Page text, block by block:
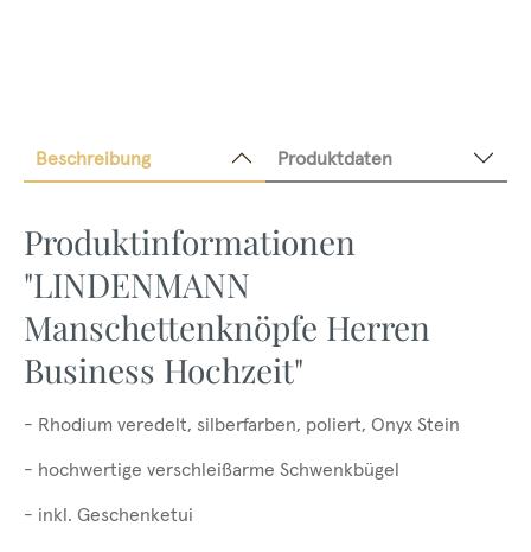
Beschreibung Produktdaten
Produktinformationen
"LINDENMANN
Manschettenknöpfe Herren
Business Hochzeit"
- Rhodium veredelt, silberfarben, poliert, Onyx Stein
- hochwertige verschleißarme Schwenkbügel
- inkl. Geschenketui